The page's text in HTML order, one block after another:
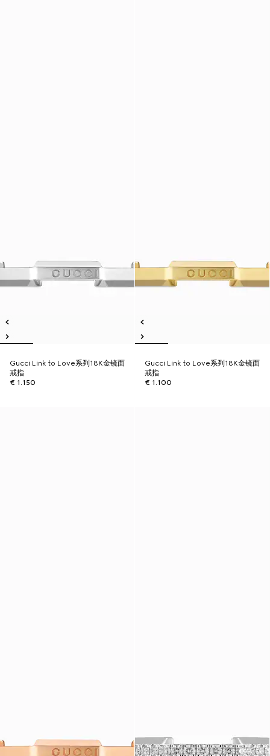
Gucci Link to Love系列18K金镜面
戒指
€ 1.150
Gucci Link to Love系列18K金镜面
戒指
€ 1.100